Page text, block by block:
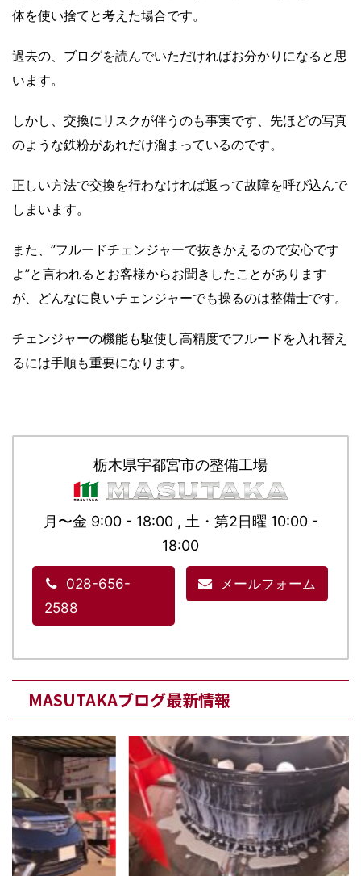
体を使い捨てと考えた場合です。
過去の、ブログを読んでいただければお分かりになると思
います。
しかし、交換にリスクが伴うのも事実です、先ほどの写真
のような鉄粉があれだけ溜まっているのです。
正しい方法で交換を行わなければ返って故障を呼び込んで
しまいます。
また、”フルードチェンジャーで抜きかえるので安心です
よ”と言われるとお客様からお聞きしたことがあります
が、どんなに良いチェンジャーでも操るのは整備士です。
チェンジャーの機能も駆使し高精度でフルードを入れ替え
るには手順も重要になります。
栃木県宇都宮市の整備工場
月〜金 9:00 - 18:00 , 土・第2日曜 10:00 -
18:00
028-656-
2588
メールフォーム
MASUTAKAブログ最新情報